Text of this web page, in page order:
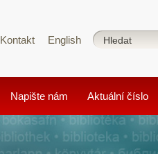
Kontakt English
Napište nám Aktuální číslo